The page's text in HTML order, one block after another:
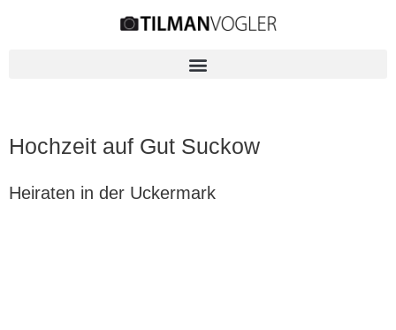
Hochzeit auf Gut Suckow
Heiraten in der Uckermark